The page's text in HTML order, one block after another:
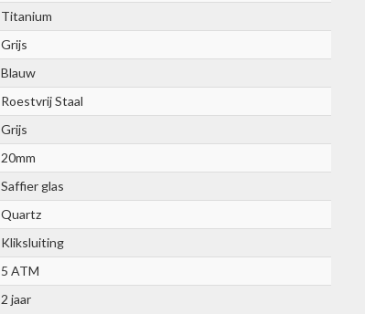
Titanium
Grijs
Blauw
Roestvrij Staal
Grijs
20mm
Saffier glas
Quartz
Kliksluiting
5 ATM
2 jaar